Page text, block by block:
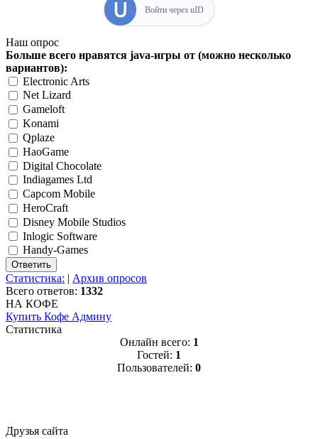
Войти через uID
Наш опрос
Больше всего нравятся java-игры от (можно несколько
вариантов):
Electronic Arts
Net Lizard
Gameloft
Konami
Qplaze
HaoGame
Digital Chocolate
Indiagames Ltd
Capcom Mobile
HeroCraft
Disney Mobile Studios
Inlogic Software
Handy-Games
Статистика: | Архив опросов
Всего ответов: 1332
НА КОФЕ
Купить Кофе Админу
Статистика
Онлайн всего: 1
Гостей: 1
Пользователей: 0
Друзья сайта